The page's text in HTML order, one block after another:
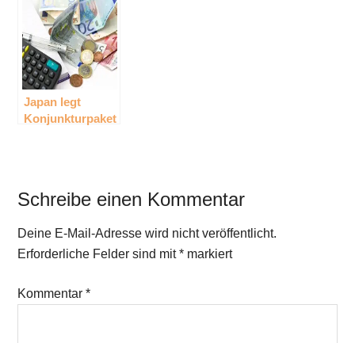
für Heta-
Haftungen
Japan legt
Konjunkturpaket
Schreibe einen Kommentar
Deine E-Mail-Adresse wird nicht veröffentlicht.
Erforderliche Felder sind mit* markiert
Kommentar*